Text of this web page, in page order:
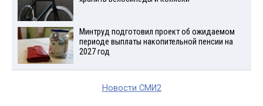
Минтруд подготовил проект об ожидаемом
периоде выплаты накопительной пенсии на
2027 год
Новости СМИ2